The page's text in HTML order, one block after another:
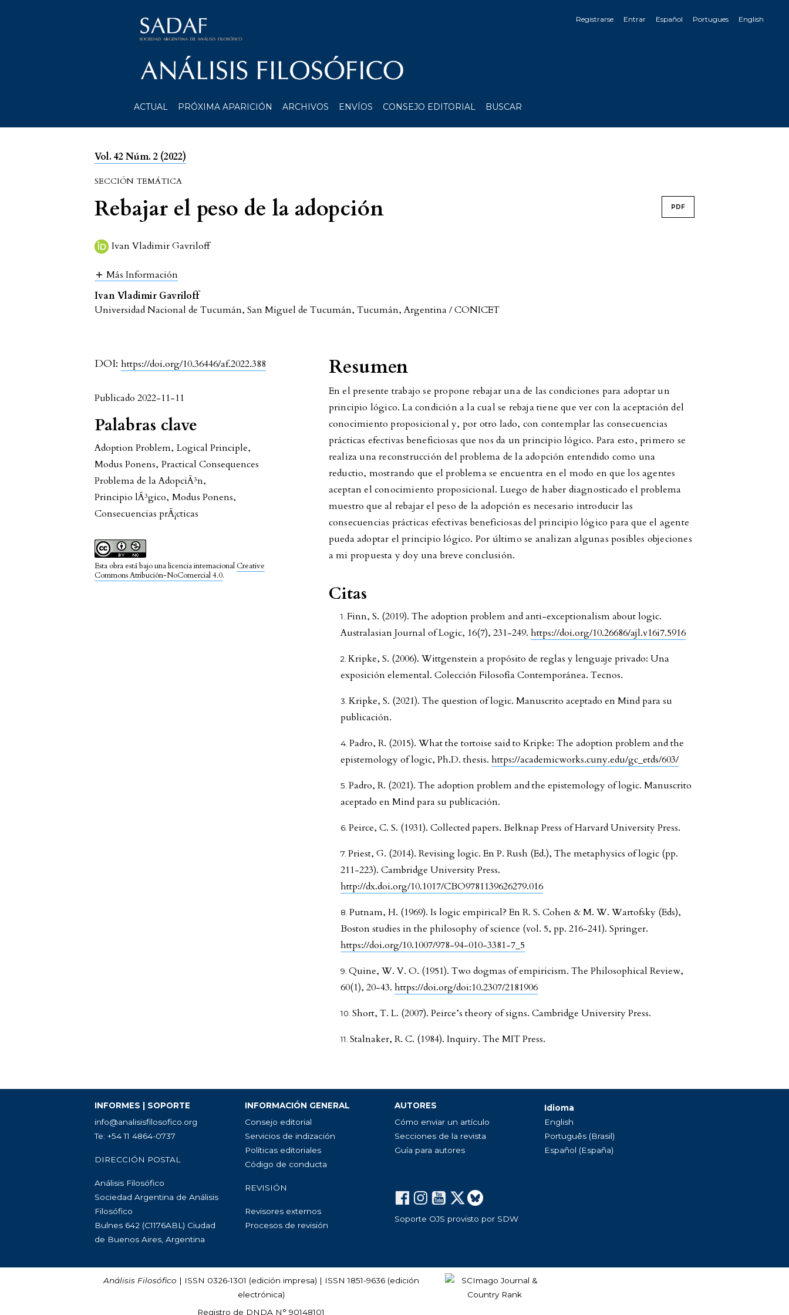
Registrarse Entrar Español Portugues English
ACTUAL PRÓXIMA APARICIÓN ARCHIVOS ENVÍOS CONSEJO EDITORIAL BUSCAR
Vol. 42 Núm. 2 (2022)
SECCIÓN TEMÁTICA
Rebajar el peso de la adopción PDF
Ivan Vladimir Gavriloff
Más Información
Ivan Vladimir Gavriloff
Universidad Nacional de Tucumán, San Miguel de Tucumán, Tucumán, Argentina / CONICET
DOI:https://doi.org/10.36446/af.2022.388
Publicado 2022-11-11
Palabras clave
Adoption Problem, Logical Principle,
Modus Ponens, Practical Consequences
Problema de la AdopciÃ³n,
Principio lÃ³gico, Modus Ponens,
Consecuencias prÃ¡cticas
Esta obra está bajo una licencia internacional Creative
Commons Atribución-NoComercial 4.0.
Resumen
En el presente trabajo se propone rebajar una de las condiciones para adoptar un
principio lógico. La condición a la cual se rebaja tiene que ver con la aceptación del
conocimiento proposicional y, por otro lado, con contemplar las consecuencias
prácticas efectivas beneficiosas que nos da un principio lógico. Para esto, primero se
realiza una reconstrucción del problema de la adopción entendido como una
reductio, mostrando que el problema se encuentra en el modo en que los agentes
aceptan el conocimiento proposicional. Luego de haber diagnosticado el problema
muestro que al rebajar el peso de la adopción es necesario introducir las
consecuencias prácticas efectivas beneficiosas del principio lógico para que el agente
pueda adoptar el principio lógico. Por último se analizan algunas posibles objeciones
a mi propuesta y doy una breve conclusión.
Citas
Finn, S. (2019). The adoption problem and anti-exceptionalism about logic.
Australasian Journal of Logic, 16(7), 231-249. https://doi.org/10.26686/ajl.v16i7.5916
Kripke, S. (2006). Wittgenstein a propósito de reglas y lenguaje privado: Una
exposición elemental. Colección Filosofía Contemporánea. Tecnos.
Kripke, S. (2021). The question of logic. Manuscrito aceptado en Mind para su
publicación.
Padro, R. (2015). What the tortoise said to Kripke: The adoption problem and the
epistemology of logic, Ph.D. thesis. https://academicworks.cuny.edu/gc_etds/603/
Padro, R. (2021). The adoption problem and the epistemology of logic. Manuscrito
aceptado en Mind para su publicación.
Peirce, C. S. (1931). Collected papers. Belknap Press of Harvard University Press.
Priest, G. (2014). Revising logic. En P. Rush (Ed.), The metaphysics of logic (pp.
211-223). Cambridge University Press.
http://dx.doi.org/10.1017/CBO9781139626279.016
Putnam, H. (1969). Is logic empirical? En R. S. Cohen & M. W. Wartofsky (Eds),
Boston studies in the philosophy of science (vol. 5, pp. 216-241). Springer.
https://doi.org/10.1007/978-94-010-3381-7_5
Quine, W. V. O. (1951). Two dogmas of empiricism. The Philosophical Review,
60(1), 20-43. https://doi.org/doi:10.2307/2181906
Short, T. L. (2007). Peirce’s theory of signs. Cambridge University Press.
Stalnaker, R. C. (1984). Inquiry. The MIT Press.
INFORMES | SOPORTE
info@analisisfilosofico.org
Te: +54 11 4864-0737
DIRECCIÓN POSTAL
Análisis Filosófico
Sociedad Argentina de Análisis
Filosófico
Bulnes 642 (C1176ABL) Ciudad
de Buenos Aires, Argentina
INFORMACIÓN GENERAL
Consejo editorial
Servicios de indización
Políticas editoriales
Código de conducta
REVISIÓN
Revisores externos
Procesos de revisión
AUTORES
Cómo enviar un artículo
Secciones de la revista
Guía para autores
Soporte OJS provisto por SDW
Idioma
English
Português (Brasil)
Español (España)
Análisis Filosófico | ISSN 0326-1301 (edición impresa) | ISSN 1851-9636 (edición
electrónica)
Registro de DNDA N° 90148101